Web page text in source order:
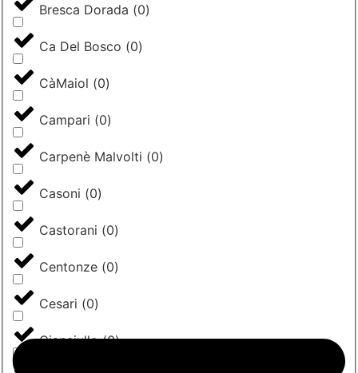
Bresca Dorada (0)
Ca Del Bosco (0)
CàMaiol (0)
Campari (0)
Carpenè Malvolti (0)
Casoni (0)
Castorani (0)
Centonze (0)
Cesari (0)
Cianciullo(0)